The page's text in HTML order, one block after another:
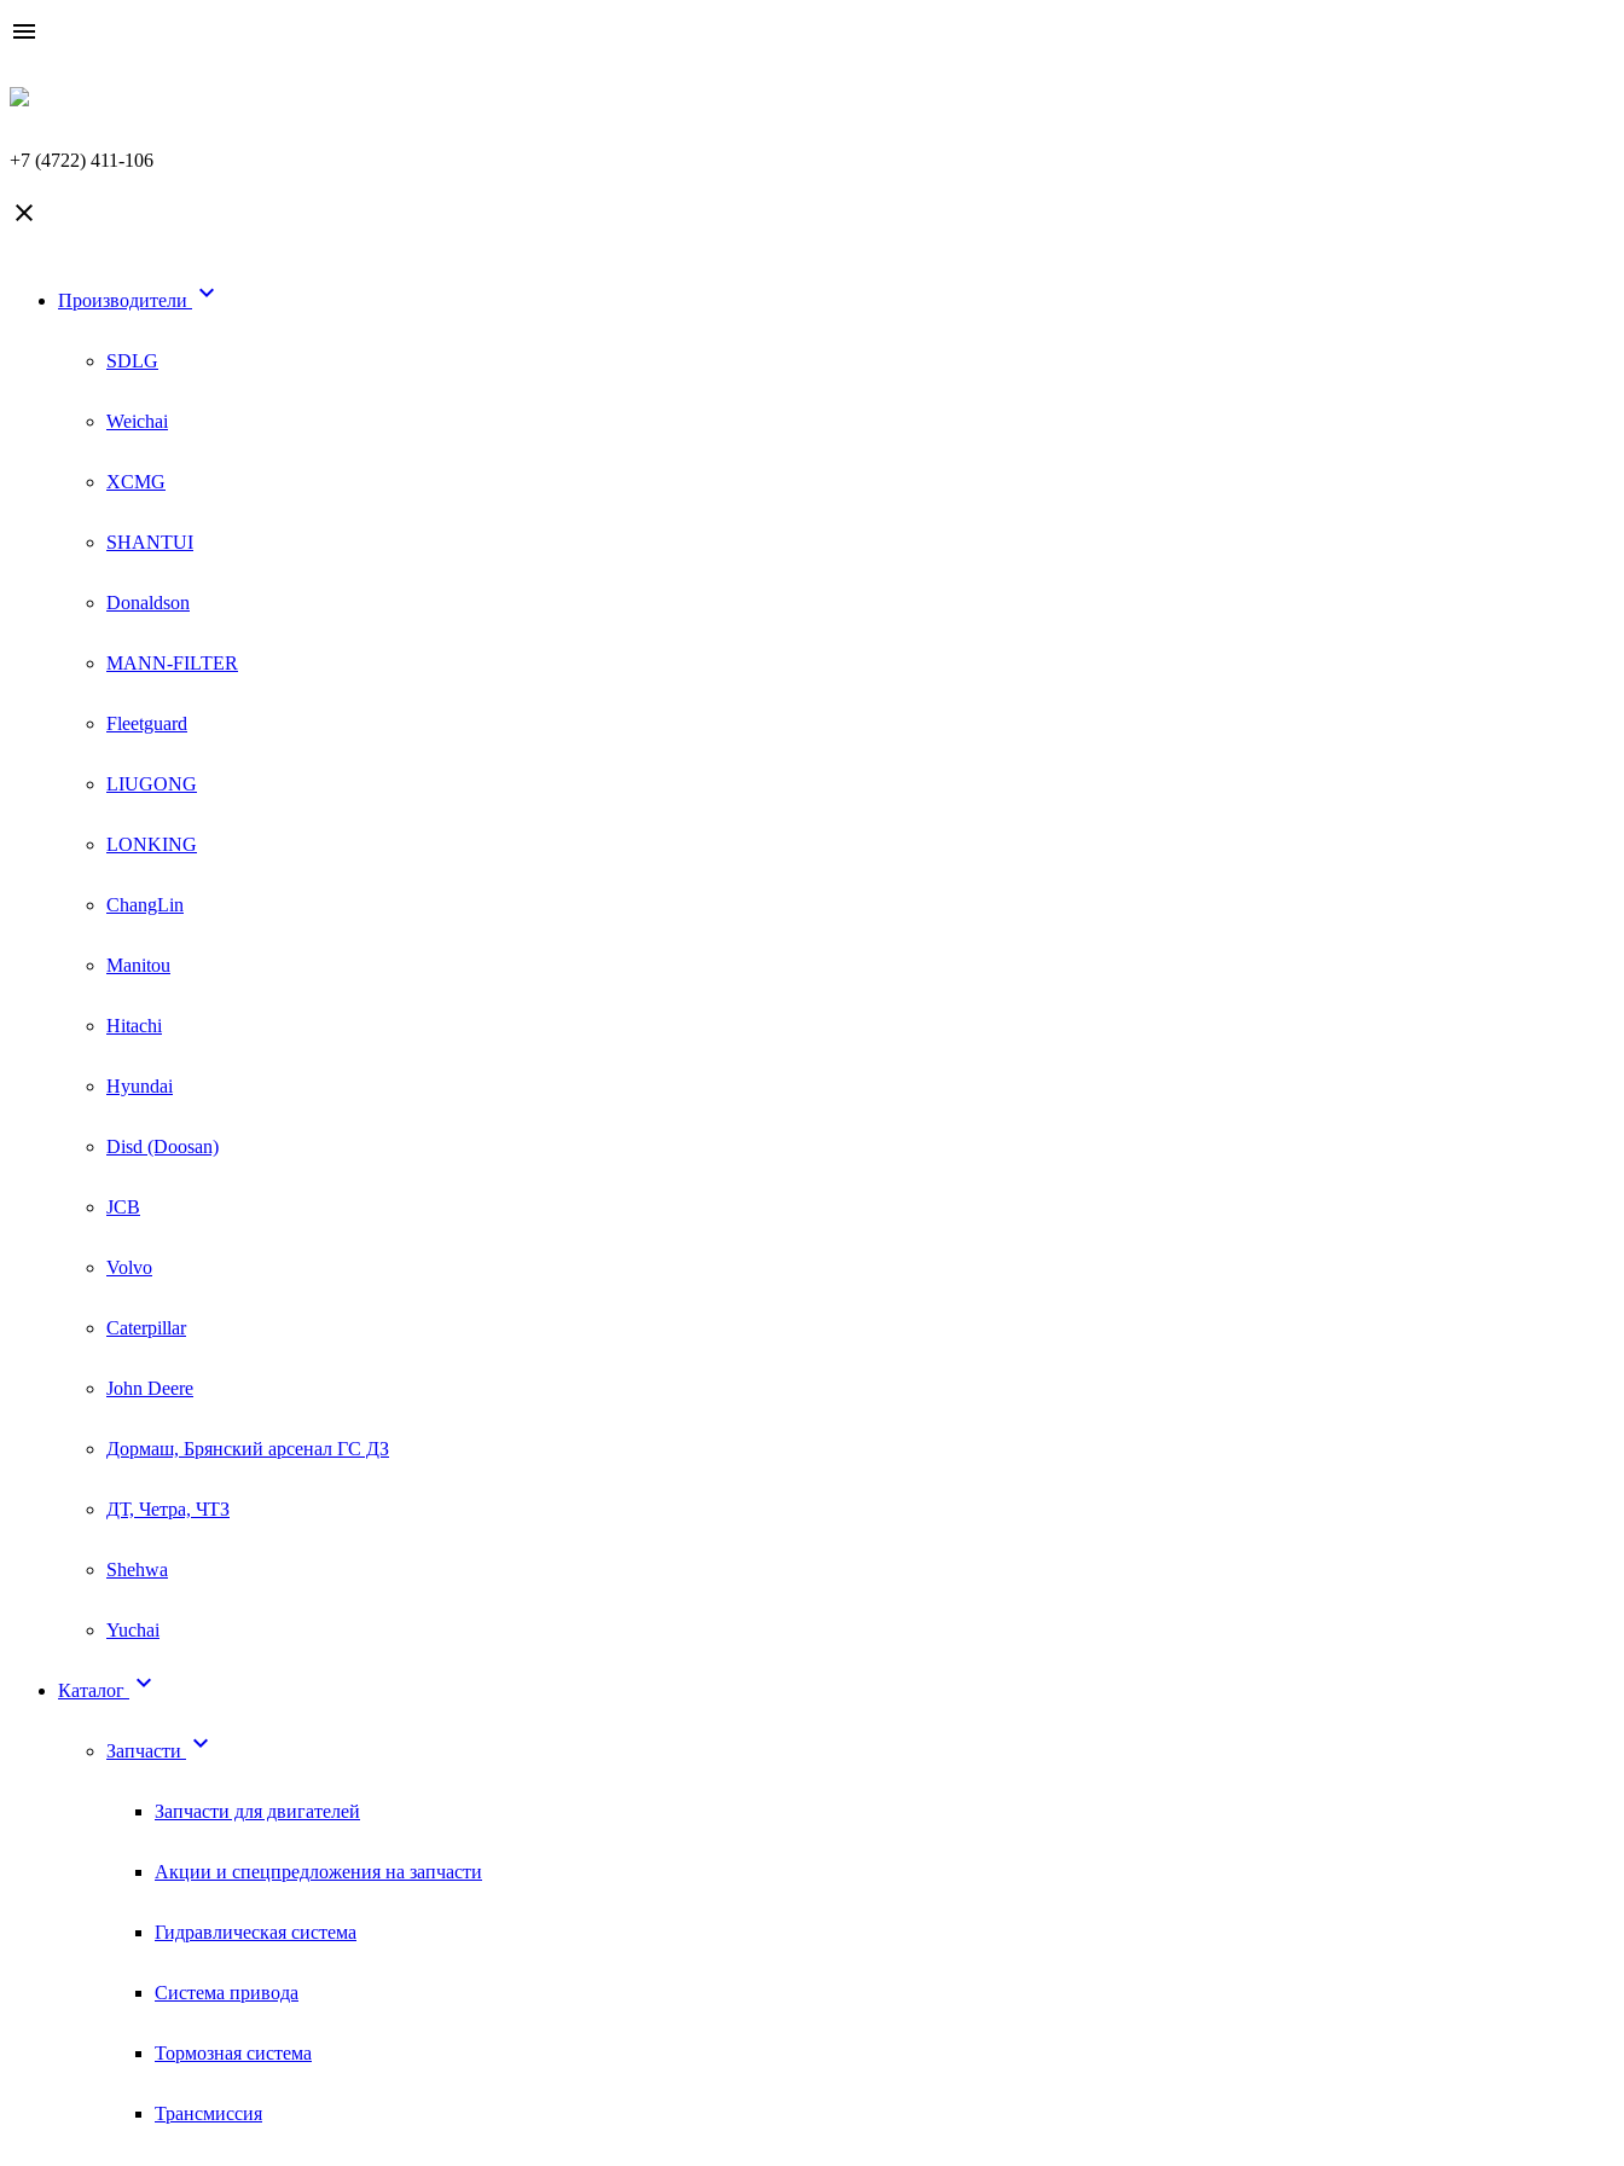

+7 (4722) 411-106

Производители 
SDLG
Weichai
XCMG
SHANTUI
Donaldson
MANN-FILTER
Fleetguard
LIUGONG
LONKING
ChangLin
Manitou
Hitachi
Hyundai
Disd (Doosan)
JCB
Volvo
Caterpillar
John Deere
Дормаш, Брянский арсенал ГС ДЗ
ДТ, Четра, ЧТЗ
Shehwa
Yuchai
Каталог 
Запчасти 
Запчасти для двигателей
Акции и спецпредложения на запчасти
Гидравлическая система
Система привода
Тормозная система
Трансмиссия